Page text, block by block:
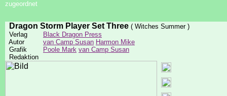
zugeordnet
Dragon Storm Player Set Three ( Witches Summer )
Verlag
Black Dragon Press
Autor
van Camp Susan Harmon Mike
Grafik
Poole Mark van Camp Susan
Redaktion